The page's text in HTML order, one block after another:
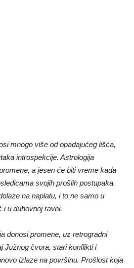
mnogo više od opadajućeg lišća,
introspekcije. Astrologija
a jesen će biti vreme kada
svojih prošlih postupaka.
na naplatu, i to ne samo u
u duhovnoj ravni.
donosi promene, uz retrogradni
Južnog čvora, stari konflikti i
izlaze na površinu. Prošlost koja